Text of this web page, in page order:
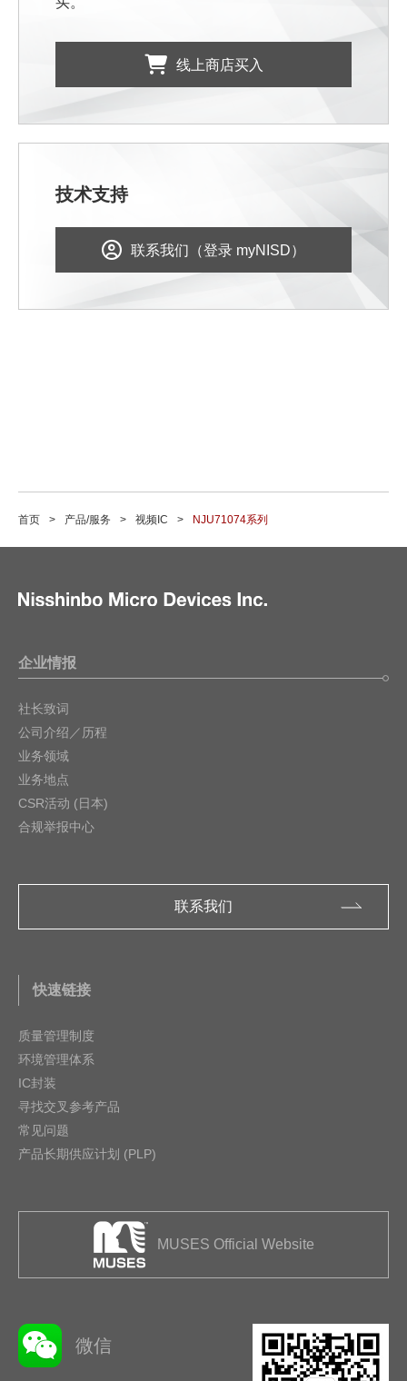
线上商店买入
技术支持
联系我们（登录 myNISD）
首页 产品/服务 视频IC NJU71074系列
企业情报
社长致词
公司介绍／历程
业务领域
业务地点
CSR活动 (日本)
合规举报中心
联系我们
快速链接
质量管理制度
环境管理体系
IC封装
寻找交叉参考产品
常见问题
产品长期供应计划 (PLP)
MUSES Official Website
微信